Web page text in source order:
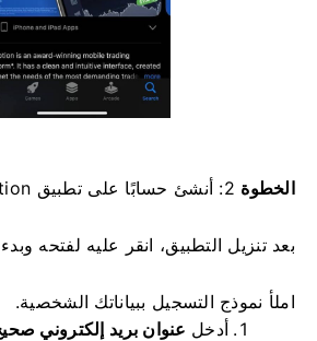
الخطوة
بعد تنزيل التطبيق، انقر عليه لفتحه
املأ نموذج التسجيل ببياناتك الشخصية.
أدخل عنوان بريد إلكتروني